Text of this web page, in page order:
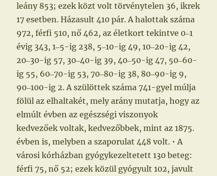
leány 853; ezek közt volt törvénytelen 36, ikrek
17 esetben. Házasult 410 pár. A halottak száma
972, férfi 510, nő 462, az életkort tekintve 0‒1
évig 343, 1‒5-ig 238, 5‒10-ig 49, 10‒20-ig 42,
20‒30-ig 57, 30‒40-ig 39, 40‒50-ig 47, 50‒60-
ig 55, 60‒70-ig 53, 70‒80-ig 38, 80‒90-ig 9,
90‒100-ig 2. A szülöttek száma 741-gyel múlja
fölül az elhaltakét, mely arány mutatja, hogy az
elmúlt évben az egészségi viszonyok
kedvezőek voltak, kedvezőbbek, mint az 1875.
évben is, melyben a szaporulat 448 volt. • A
városi kórházban gyógykezeltetett 130 beteg:
férfi 75, nő 52; ezek közül gyógyult 102, javult